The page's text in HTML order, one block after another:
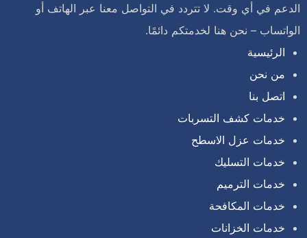
الدعم في أي وقت. لا تتردد في التواصل معنا عبر الهاتف أو
الواتساب – نحن هنا لخدمتكم دائمًا.
الرئيسية
من نحن
اتصل بنا
خدمات كشف التسربات
خدمات عزل الاسطح
خدمات التسليك
خدمات الترميم
خدمات المكافحة
خدمات الخزانات